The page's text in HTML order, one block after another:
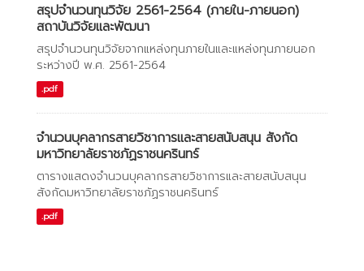
สรุปจำนวนทุนวิจัย 2561-2564 (ภายใน-ภายนอก)
สถาบันวิจัยและพัฒนา
สรุปจำนวนทุนวิจัยจากแหล่งทุนภายในและแหล่งทุนภายนอก
ระหว่างปี พ.ศ. 2561-2564
.pdf
จำนวนบุคลากรสายวิชาการและสายสนับสนุน สังกัด
มหาวิทยาลัยราชภัฏราชนครินทร์
ตารางแสดงจำนวนบุคลากรสายวิชาการและสายสนับสนุน
สังกัดมหาวิทยาลัยราชภัฏราชนครินทร์
.pdf